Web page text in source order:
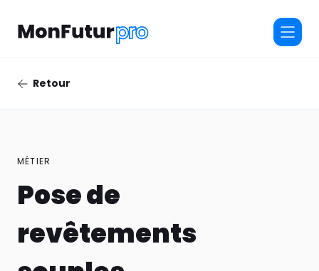
Retour
MÉTIER
Pose de
revêtements